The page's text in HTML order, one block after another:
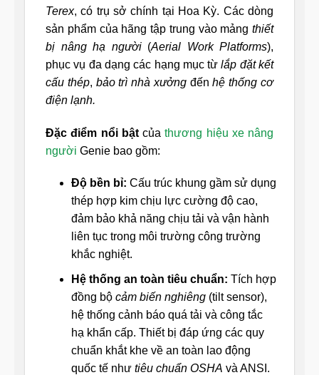
Terex, có trụ sở chính tại Hoa Kỳ. Các dòng
sản phẩm của hãng tập trung vào mảng thiết
bị nâng hạ người(Aerial Work Platforms),
phục vụ đa dạng các hạng mục từlắp đặt kết
cấu thép, bảo trì nhà xưởngđếnhệ thống cơ
điện lạnh.
Đặc điểm nổi bậtcủathương hiệu xe nâng
người Genie bao gồm:
Độ bền bỉ: Cấu trúc khung gầm sử dụng
thép hợp kim chịu lực cường độ cao,
đảm bảo khả năng chịu tải và vận hành
liên tục trong môi trường công trường
khắc nghiệt.
Hệ thống an toàn tiêu chuẩn: Tích hợp
đồng bộ cảm biến nghiêng(tilt sensor),
hệ thống cảnh báo quá tải và công tắc
hạ khẩn cấp. Thiết bị đáp ứng các quy
chuẩn khắt khe về an toàn lao động
quốc tế như tiêu chuẩn OSHA và ANSI.